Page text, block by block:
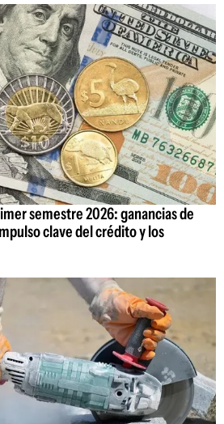
semestre 2026: ganancias de
clave del crédito y los